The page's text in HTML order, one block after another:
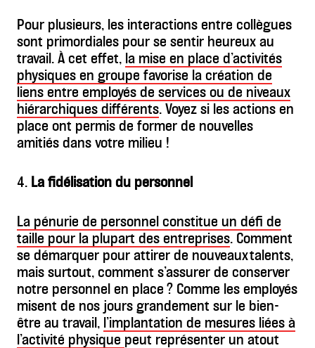
Pour plusieurs, les interactions entre collègues
sont primordiales pour se sentir heureux au
travail. À cet effet, la mise en place d’activités
physiques en groupe favorise la création de
liens entre employés de services ou de niveaux
hiérarchiques différents. Voyez si les actions en
place ont permis de former de nouvelles
amitiés dans votre milieu !
4. La fidélisation du personnel
La pénurie de personnel constitue un défi de
taille pour la plupart des entreprises. Comment
se démarquer pour attirer de nouveaux talents,
mais surtout, comment s’assurer de conserver
notre personnel en place ? Comme les employés
misent de nos jours grandement sur le bien-
être au travail, l’implantation de mesures liées à
l’activité physique peut représenter un atout